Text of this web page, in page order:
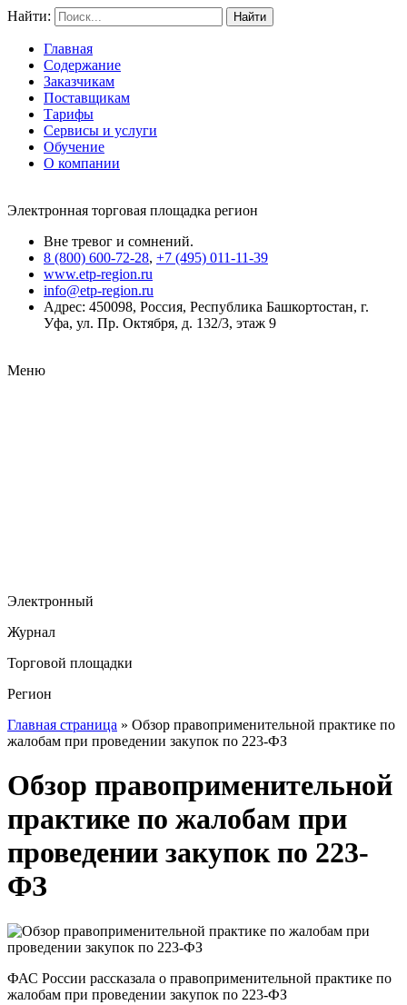
Найти:
Главная
Содержание
Заказчикам
Поставщикам
Тарифы
Сервисы и услуги
Обучение
О компании
Электронная торговая площадка регион
Вне тревог и сомнений.
8 (800) 600-72-28, +7 (495) 011-11-39
www.etp-region.ru
info@etp-region.ru
Адрес: 450098, Россия, Республика Башкортостан, г.
Уфа, ул. Пр. Октября, д. 132/3, этаж 9
Меню
Электронный
Журнал
Торговой площадки
Регион
Главная страница » Обзор правоприменительной практике по
жалобам при проведении закупок по 223-ФЗ
Обзор правоприменительной
практике по жалобам при
проведении закупок по 223-
ФЗ
ФАС России рассказала о правоприменительной практике по
жалобам при проведении закупок по 223-ФЗ